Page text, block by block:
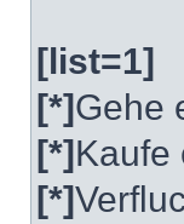
[list=1]
[*]Gehe
[*]Kaufe
[*]